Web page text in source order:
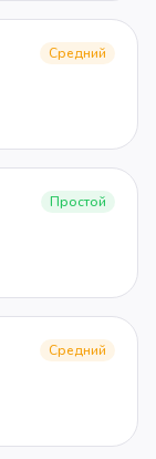
Средний
Простой
Средний